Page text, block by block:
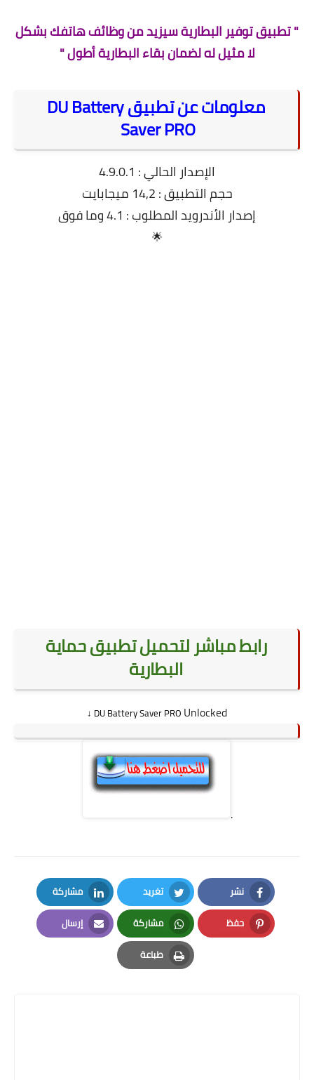
" تطبيق توفير البطارية سيزيد من وظائف هاتفك بشكل
لا مثيل له لضمان بقاء البطارية أطول "
معلومات عن تطبيقDU Battery
Saver PRO
الإصدار الحالي : 4.9.0.1
حجم التطبيق : 14,2 ميجابايت
إصدار الأندرويد المطلوب : 4.1 وما فوق
🌟
رابط مباشر لتحميل تطبيق حماية
البطارية
DU Battery Saver PRO Unlocked
↓
.
نشر
Facebook
تغريد
Twitter
مشاركة
LinkedIn
حفظ
Pinterest
مشاركة
Whatsapp
إرسال
Email
طباعة
Print